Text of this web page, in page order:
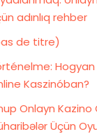
adınlıq rehber
de titre)
Kaszinóban?
Onlayn Kazino
Üçün